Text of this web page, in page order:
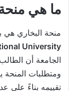
ما هي منحة
منحة البخاري هي
University
الجامعة أن
ومتطلبات المنحة
تقييمه بناءً على